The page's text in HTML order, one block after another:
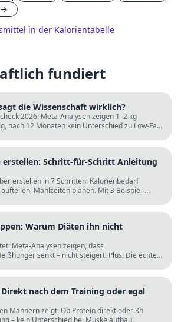
→
in der Kalorientabelle
fundiert
die Wissenschaft wirklich?
2026: Meta-Analysen zeigen 1–2 kg
nach 12 Monaten kein Unterschied zu Low-Fat.
erstellen: Schritt-für-Schritt Anleitung
erstellen in 7 Schritten: Kalorienbedarf
Mahlzeiten planen. Mit 3 Beispiel-
Warum Diäten ihn nicht
Meta-Analysen zeigen, dass
senkt – nicht steigert. Plus: Die echten
nach dem Training oder egal
Männern zeigt: Ob Protein direkt oder 3h
– kein Unterschied bei Muskelaufbau.